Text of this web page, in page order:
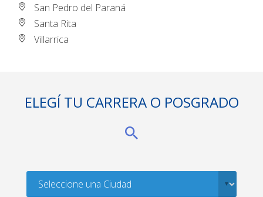
San Pedro del Paraná
Santa Rita
Villarrica
ELEGÍ TU CARRERA O POSGRADO